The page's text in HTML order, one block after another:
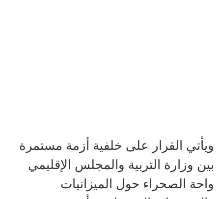
ويأتي القرار على خلفية أزمة مستمرة
بين وزارة التربية والمجلس الإقليمي
واحة الصحراء حول الميزانيات